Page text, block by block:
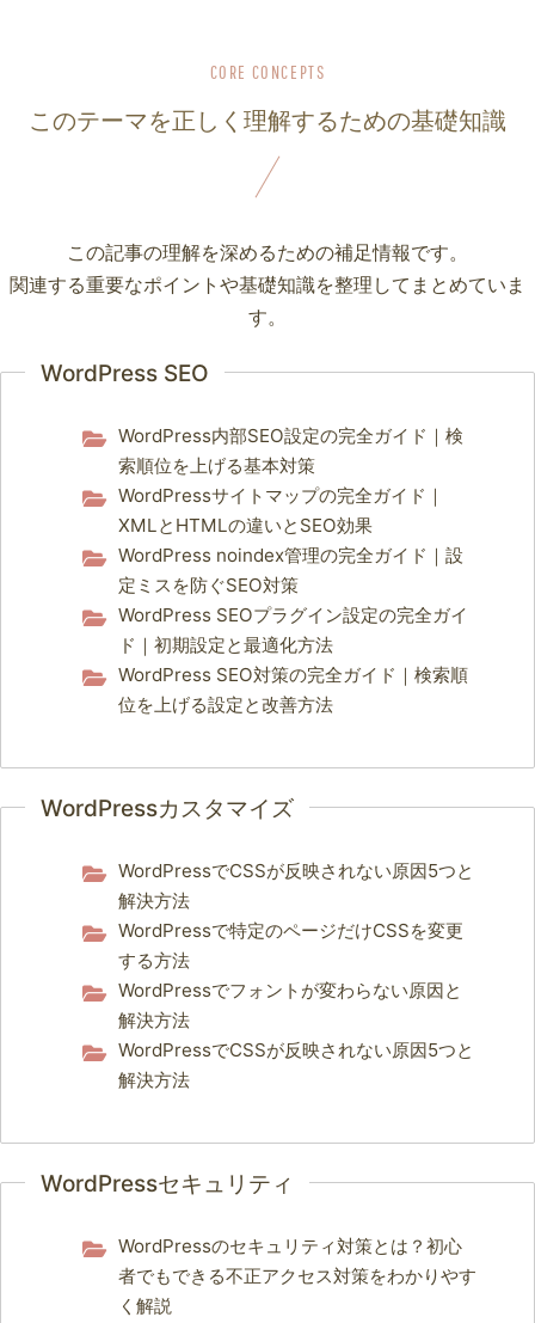
このテーマを正しく理解するための基礎知識
この記事の理解を深めるための補足情報です。
関連する重要なポイントや基礎知識を整理してまとめていま
す。
WordPress SEO
WordPress内部SEO設定の完全ガイド｜検
索順位を上げる基本対策
WordPressサイトマップの完全ガイド｜
XMLとHTMLの違いとSEO効果
WordPress noindex管理の完全ガイド｜設
定ミスを防ぐSEO対策
WordPress SEOプラグイン設定の完全ガイ
ド｜初期設定と最適化方法
WordPress SEO対策の完全ガイド｜検索順
位を上げる設定と改善方法
WordPressカスタマイズ
WordPressでCSSが反映されない原因5つと
解決方法
WordPressで特定のページだけCSSを変更
する方法
WordPressでフォントが変わらない原因と
解決方法
WordPressでCSSが反映されない原因5つと
解決方法
WordPressセキュリティ
WordPressのセキュリティ対策とは？初心
者でもできる不正アクセス対策をわかりやす
く解説